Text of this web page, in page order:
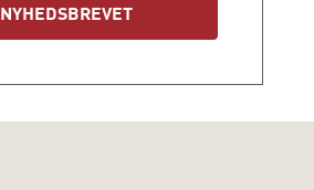
NYHEDSBREVET